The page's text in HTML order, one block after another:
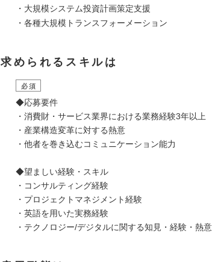
・大規模システム投資計画策定支援
・各種大規模トランスフォーメーション
求められるスキルは
必須
◆応募要件
・消費財・サービス業界における業務経験3年以上
・産業構造変革に対する熱意
・他者を巻き込むコミュニケーション能力
◆望ましい経験・スキル
・コンサルティング経験
・プロジェクトマネジメント経験
・英語を用いた実務経験
・テクノロジー/デジタルに関する知見・経験・熱意